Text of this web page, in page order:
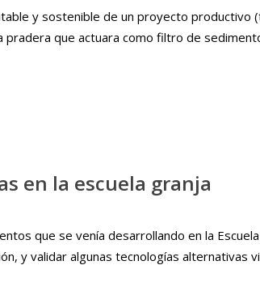
y sostenible de un proyecto productivo
que actuara como filtro de
en la escuela granja
que se venía desarrollando en la
y validar algunas tecnologías alternativas